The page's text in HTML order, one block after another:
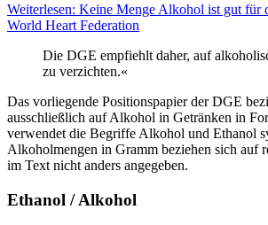
Weiterlesen: Keine Menge Alkohol ist gut für
World Heart Federation
Die DGE empfiehlt daher, auf
zu verzichten.«
Das vorliegende Positionspapier der DGE
ausschließlich auf Alkohol in Getränken in
verwendet die Begriffe Alkohol und Ethanol
Alkoholmengen in Gramm beziehen sich auf
im Text nicht anders angegeben.
Ethanol / Alkohol